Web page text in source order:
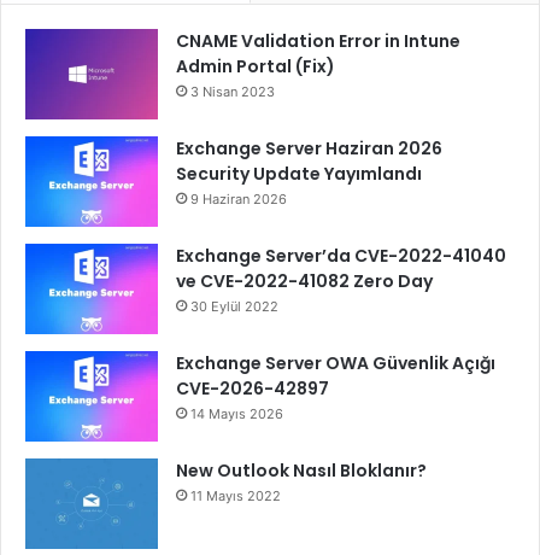
CNAME Validation Error in Intune
Admin Portal (Fix)
3 Nisan 2023
Exchange Server Haziran 2026
Security Update Yayımlandı
9 Haziran 2026
Exchange Server’da CVE-2022-41040
ve CVE-2022-41082 Zero Day
30 Eylül 2022
Exchange Server OWA Güvenlik Açığı
CVE-2026-42897
14 Mayıs 2026
New Outlook Nasıl Bloklanır?
11 Mayıs 2022